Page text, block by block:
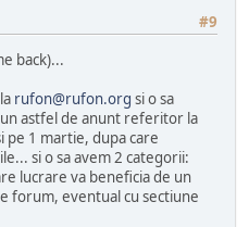
#9
back)...
rufon@rufon.org si o sa
un astfel de anunt referitor la
pe 1 martie, dupa care
si o sa avem 2 categorii:
lucrare va beneficia de un
forum, eventual cu sectiune